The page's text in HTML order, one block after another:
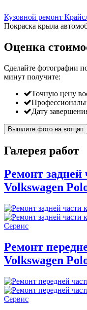
Кузовной ремонт
Покраска крыла
Оценка
Сделайте фотографии
минут получите:
Точную цену
Дату
Вышлите фото на вотцап
Галерея работ
Ремонт задней
Volkswagen
Ремонт
Volkswagen